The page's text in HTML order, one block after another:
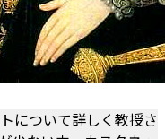
について詳しく教授さ